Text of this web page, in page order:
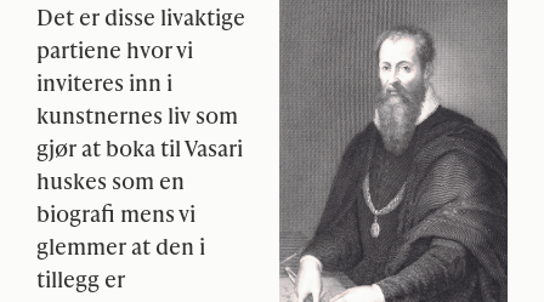
Det er disse livaktige
partiene hvor vi
inviteres inn i
kunstnernes liv som
gjør at boka til Vasari
huskes som en
biografi mens vi
glemmer at den i
tillegg er